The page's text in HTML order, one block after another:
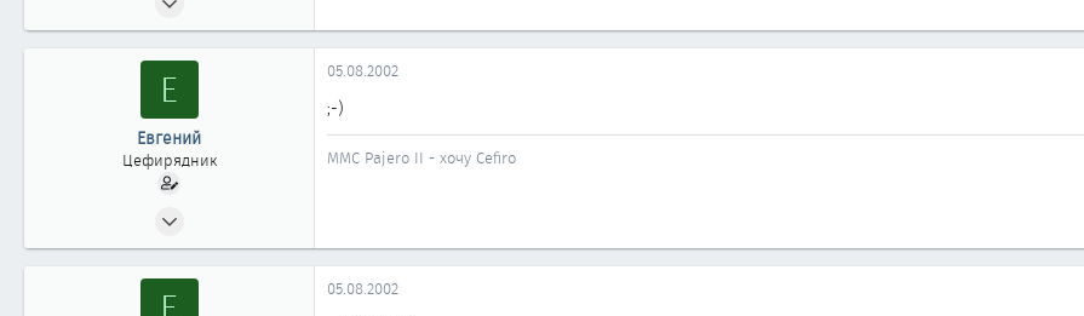
144
Е
Евгений
Цефирядник
180
05.08.2002
;-)
MMC Pajero II - хочу Cefiro
05.08.2002